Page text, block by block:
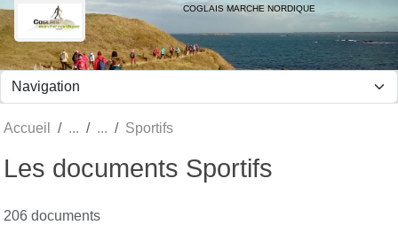
COGLAIS MARCHE NORDIQUE
Accueil Sportifs
Les documents Sportifs
206 documents
Panneau de gestion des cookies